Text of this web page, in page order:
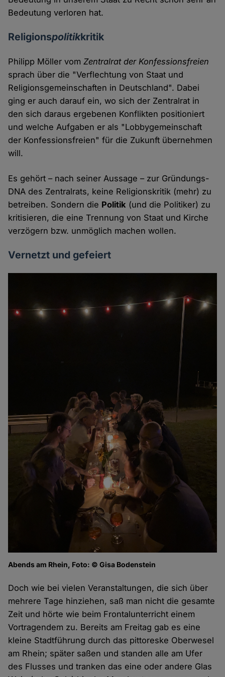
Bedeutung verloren hat.
Religionspolitikkritik
Philipp Möller vomZentralrat der Konfessionsfreien
sprach über die "Verflechtung von Staat und
Religionsgemeinschaften in Deutschland". Dabei
ging er auch darauf ein, wo sich der Zentralrat in
den sich daraus ergebenen Konflikten positioniert
und welche Aufgaben er als "Lobbygemeinschaft
der Konfessionsfreien" für die Zukunft übernehmen
will.
Es gehört – nach seiner Aussage – zur Gründungs-
DNA des Zentralrats, keine Religionskritik (mehr) zu
betreiben. Sondern die Politik (und die Politiker) zu
kritisieren, die eine Trennung von Staat und Kirche
verzögern bzw. unmöglich machen wollen.
Vernetzt und gefeiert
Abends am Rhein, Foto: © Gisa Bodenstein
Doch wie bei vielen Veranstaltungen, die sich über
mehrere Tage hinziehen, saß man nicht die gesamte
Zeit und hörte wie beim Frontalunterricht einem
Vortragendem zu. Bereits am Freitag gab es eine
kleine Stadtführung durch das pittoreske Oberwesel
am Rhein; später saßen und standen alle am Ufer
des Flusses und tranken das eine oder andere Glas